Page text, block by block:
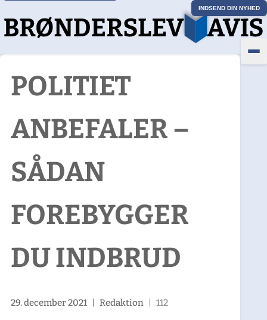
INDSEND DIN NYHED
POLITIET
ANBEFALER –
SÅDAN
FOREBYGGER
DU INDBRUD
29. december 2021 |Redaktion |112